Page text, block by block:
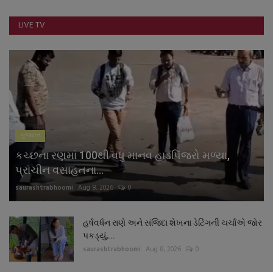
નાણાંકીય સમાચાર
સ્થાનિક સમાચાર
સ્પોર્ટ્સ
રાશિફળ
ગુનાખોરી
બોલિવૂડ
સ્વાસ્થ્ય
LIVE TV
ગુજરાત
કચ્છના રણમાં 100થી વધુ માનવ હાડપિંજરો મળ્યા,
પ્રાચીન વસાહતના...
saurashtrabhoomi Aug 8, 2026 0
હર્ષવર્ધન રાણે અને સંજિદા શેખના ડેટિંગની ચર્ચાએ જોર
પકડ્યું,...
saurashtrabhoomi Aug 8, 2026 0